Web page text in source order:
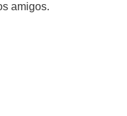
amigos.